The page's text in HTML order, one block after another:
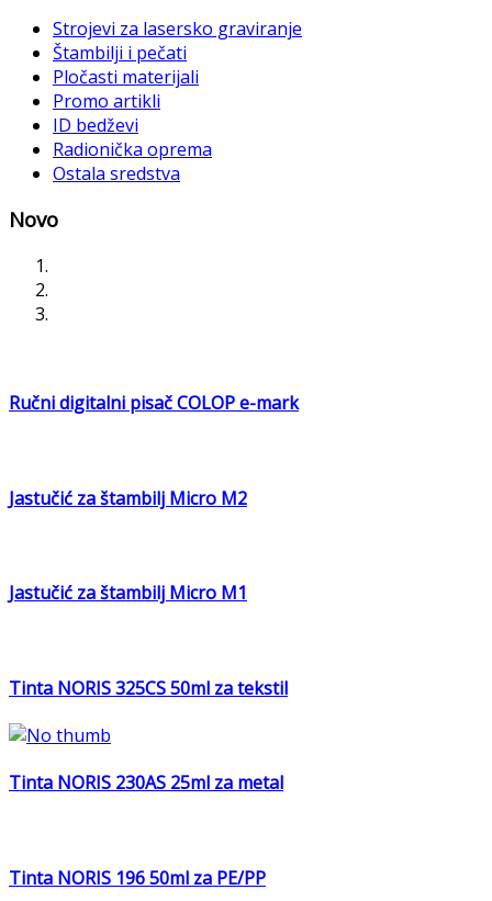
Strojevi za lasersko graviranje
Štambilji i pečati
Pločasti materijali
Promo artikli
ID bedževi
Radionička oprema
Ostala sredstva
Novo
Ručni digitalni pisač COLOP e-mark
Jastučić za štambilj Micro M2
Jastučić za štambilj Micro M1
Tinta NORIS 325CS 50ml za tekstil
Tinta NORIS 230AS 25ml za metal
Tinta NORIS 196 50ml za PE/PP